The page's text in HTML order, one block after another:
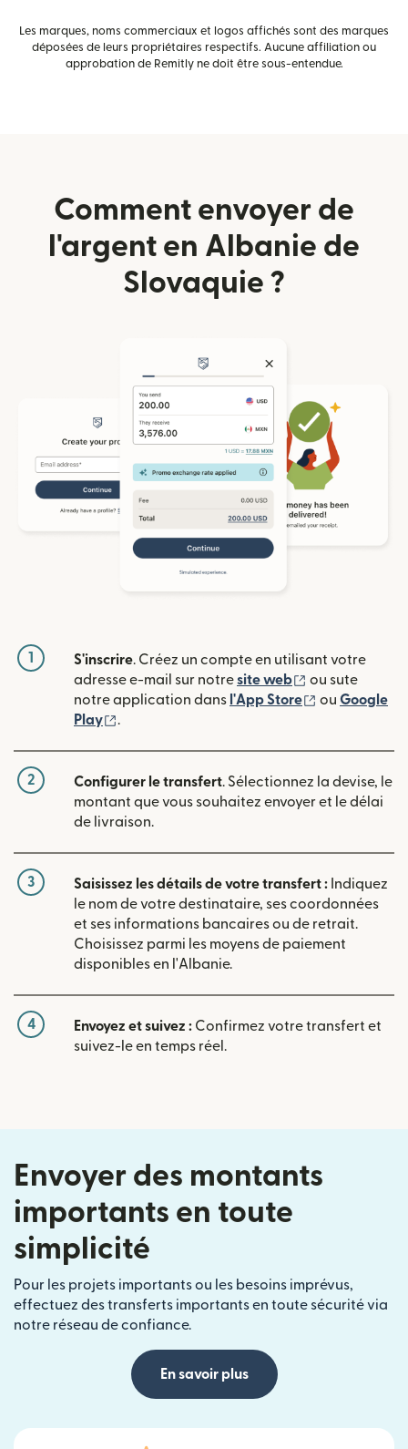
Les marques, noms commerciaux et logos affichés sont des marques
déposées de leurs propriétaires respectifs. Aucune affiliation ou
approbation de Remitly ne doit être sous-entendue.
Comment envoyer de
l'argent en Albanie de
Slovaquie ?
1 S'inscrire. Créez un compte en utilisant votre
adresse e-mail sur notresite web (s'ouvre dans
ou sute
notre application dans l'App Store (s'ouvre
ou Google
Play
(s'ouvre dans une nouvelle fenêtre)
.
2 Configurer le transfert. Sélectionnez la devise, le
montant que vous souhaitez envoyer et le délai
de livraison.
3 Saisissez les détails de votre transfert : Indiquez
le nom de votre destinataire, ses coordonnées
et ses informations bancaires ou de retrait.
Choisissez parmi les moyens de paiement
disponibles en l'Albanie.
4 Envoyez et suivez : Confirmez votre transfert et
suivez-le en temps réel.
Envoyer des montants
importants en toute
simplicité
Pour les projets importants ou les besoins imprévus,
effectuez des transferts importants en toute sécurité via
notre réseau de confiance.
En savoir plus